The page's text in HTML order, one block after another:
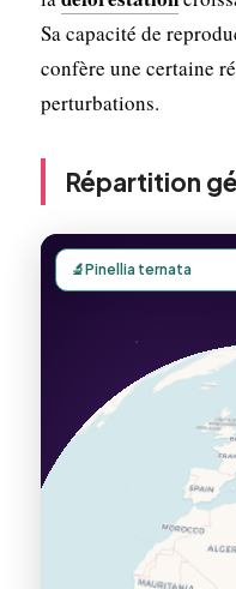
Sa capacité de
confère une certaine
perturbations.
Répartition